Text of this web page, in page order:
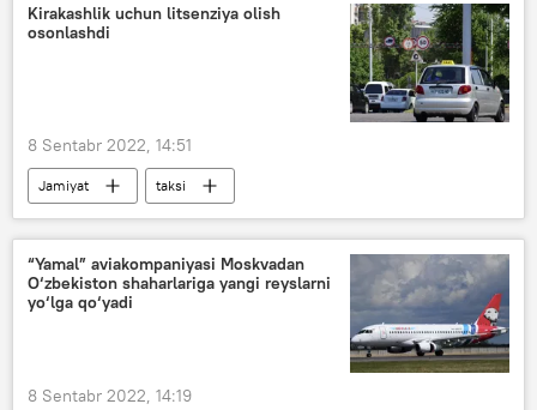
Kirakashlik uchun litsenziya olish
osonlashdi
8 Sentabr 2022, 14:51
Jamiyat taksi
“Yamal” aviakompaniyasi Moskvadan
O‘zbekiston shaharlariga yangi reyslarni
yo‘lga qo‘yadi
8 Sentabr 2022, 14:19